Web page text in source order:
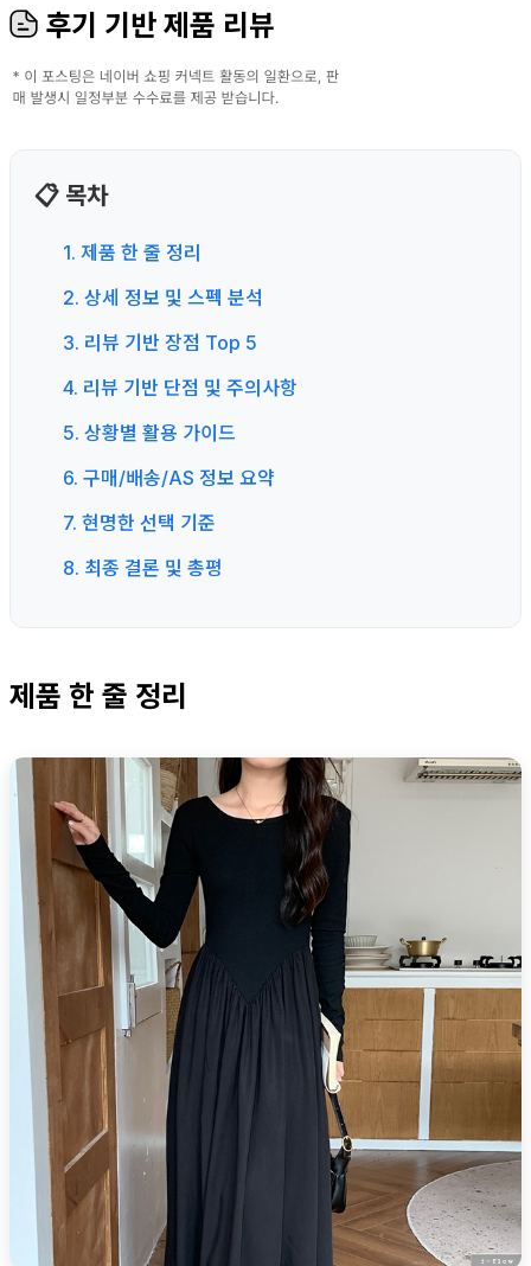
후기 기반 제품 리뷰
📋 목차
1. 제품 한 줄 정리
2. 상세 정보 및 스펙 분석
3. 리뷰 기반 장점 Top 5
4. 리뷰 기반 단점 및 주의사항
5. 상황별 활용 가이드
6. 구매/배송/AS 정보 요약
7. 현명한 선택 기준
8. 최종 결론 및 총평
제품 한 줄 정리